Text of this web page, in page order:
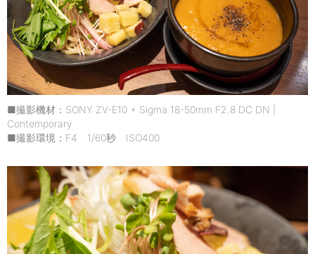
■撮影機材：SONY ZV-E10 + Sigma 18-50mm F2.8 DC DN |
Contemporary
■撮影環境：F4 1/60秒 ISO400